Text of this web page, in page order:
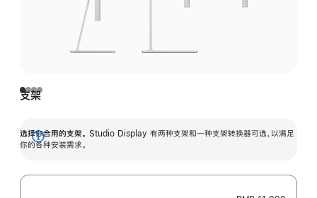
支架
选择你合用的支架。 Studio Display 有两种支架和一种支架转换器可选，以满足
你的各种安装需求。
展